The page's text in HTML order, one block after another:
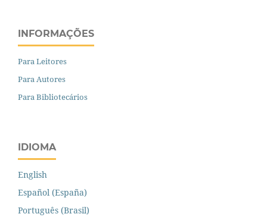
INFORMAÇÕES
Para Leitores
Para Autores
Para Bibliotecários
IDIOMA
English
Español (España)
Português (Brasil)